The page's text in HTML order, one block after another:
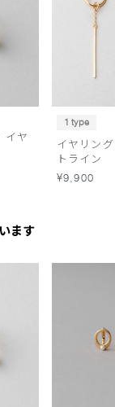
イヤ
1 type
イヤリン
トライン
¥9,900
ます